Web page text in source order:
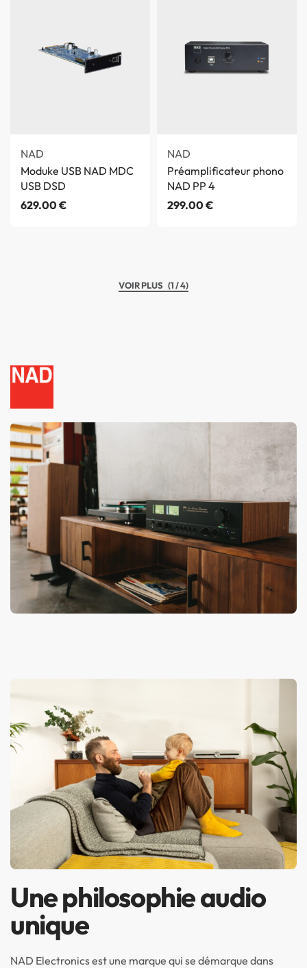
NAD
Moduke USB NAD MDC
USB DSD
629.00€
NAD
Préamplificateur phono
NAD PP 4
299.00€
(1 / 4)
Une philosophie audio
unique
NAD Electronics est une marque qui se démarque dans